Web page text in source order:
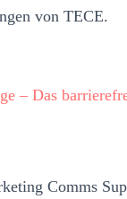
von TECE.
– Das
Comms